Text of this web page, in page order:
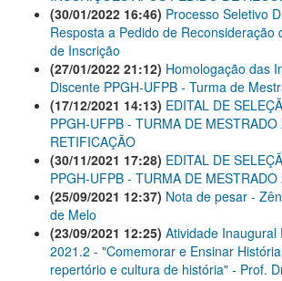
(30/01/2022 16:46) Processo Seletivo
Resposta a Pedido de Reconsideração
de Inscrição
(27/01/2022 21:12) Homologação das
Discente PPGH-UFPB - Turma de
(17/12/2021 14:13) EDITAL DE
PPGH-UFPB - TURMA DE MESTRADO
RETIFICAÇÃO
(30/11/2021 17:28) EDITAL DE
PPGH-UFPB - TURMA DE MESTRADO
(25/09/2021 12:37) Nota de pesar -
de Melo
(23/09/2021 12:25) Atividade Inaugural
2021.2 - "Comemorar e Ensinar
repertório e cultura de história" - Prof.